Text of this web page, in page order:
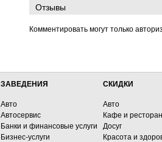
Отзывы
Комментировать могут только
ЗАВЕДЕНИЯ
Авто
Автосервис
Банки и финансовые услуги
Бизнес-услуги
СКИДКИ
Авто
Кафе и
Досуг
Красота и